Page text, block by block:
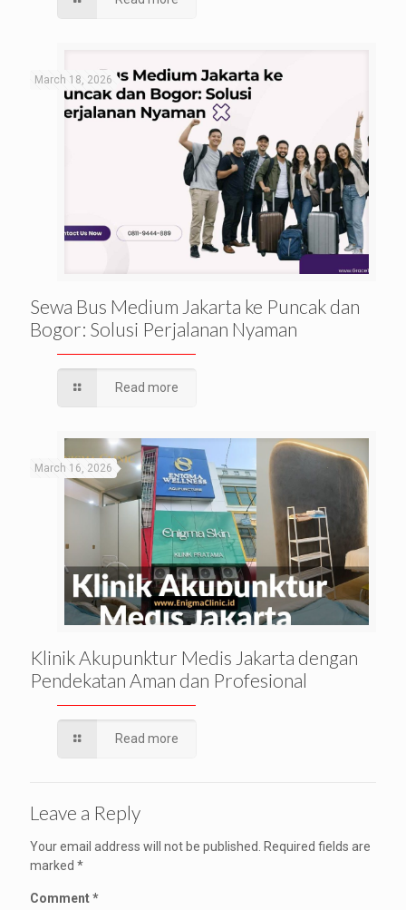
March 18, 2026
Sewa Bus Medium Jakarta ke Puncak dan
Bogor: Solusi Perjalanan Nyaman
Read more
March 16, 2026
Klinik Akupunktur Medis Jakarta dengan
Pendekatan Aman dan Profesional
Read more
Leave a Reply
Your email address will not be published.
Required fields are
marked *
Comment*